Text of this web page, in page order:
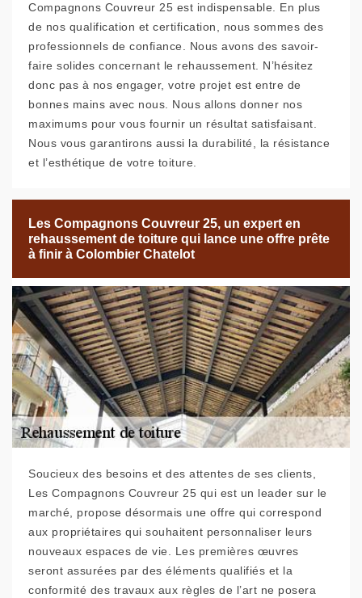
Compagnons Couvreur 25 est indispensable. En plus
de nos qualification et certification, nous sommes des
professionnels de confiance. Nous avons des savoir-
faire solides concernant le rehaussement. N’hésitez
donc pas à nos engager, votre projet est entre de
bonnes mains avec nous. Nous allons donner nos
maximums pour vous fournir un résultat satisfaisant.
Nous vous garantirons aussi la durabilité, la résistance
et l’esthétique de votre toiture.
Les Compagnons Couvreur 25, un expert en
rehaussement de toiture qui lance une offre prête
à finir à Colombier Chatelot
Soucieux des besoins et des attentes de ses clients,
Les Compagnons Couvreur 25 qui est un leader sur le
marché, propose désormais une offre qui correspond
aux propriétaires qui souhaitent personnaliser leurs
nouveaux espaces de vie. Les premières œuvres
seront assurées par des éléments qualifiés et la
conformité des travaux aux règles de l’art ne posera